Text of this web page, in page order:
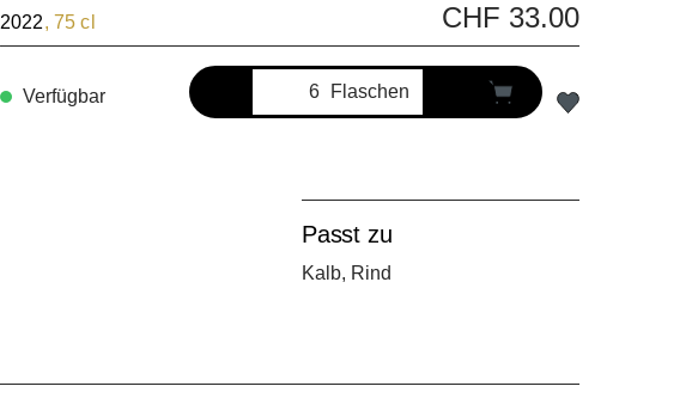
2022, 75 cl CHF 33.00
Verfügbar Flaschen
Passt zu
Kalb, Rind